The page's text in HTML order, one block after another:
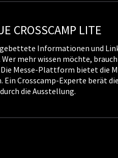
CROSSCAMP LITE
Informationen und
Wer mehr wissen möchte,
Die Messe-Plattform bietet die
Ein Crosscamp-Experte berät
die Ausstellung.